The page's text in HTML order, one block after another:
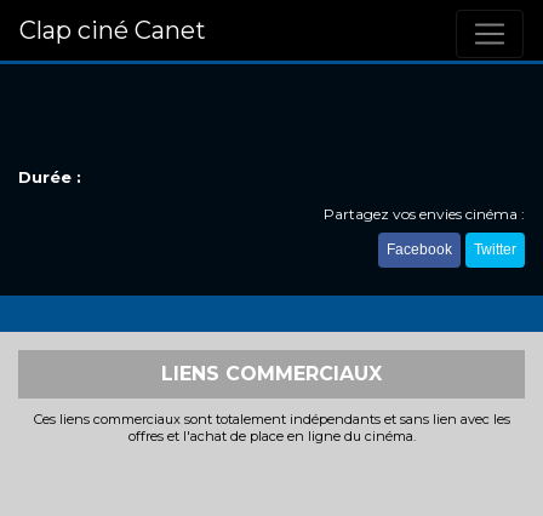
Clap ciné Canet
Durée :
Partagez vos envies cinéma :
Facebook Twitter
LIENS COMMERCIAUX
Ces liens commerciaux sont totalement indépendants et sans lien avec les
offres et l'achat de place en ligne du cinéma.